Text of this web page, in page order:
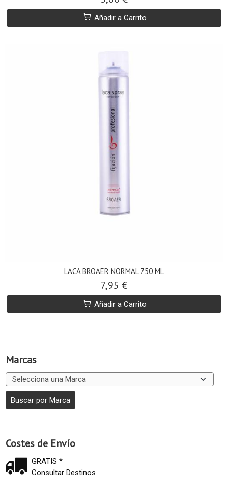
Marcas
Costes de Envío
GRATIS *
Consultar Destinos
Añadir a Carrito
LACA BROAER NORMAL 750 ML
7,95 €
Añadir a Carrito